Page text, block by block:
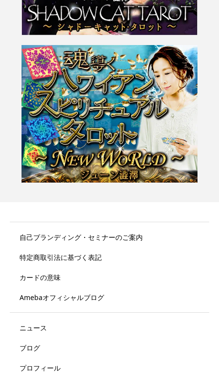
自己ブランディング・セミナーのご案内
特定商取引法に基づく表記
カードの意味
Amebaオフィシャルブログ
ニュース
ブログ
プロフィール